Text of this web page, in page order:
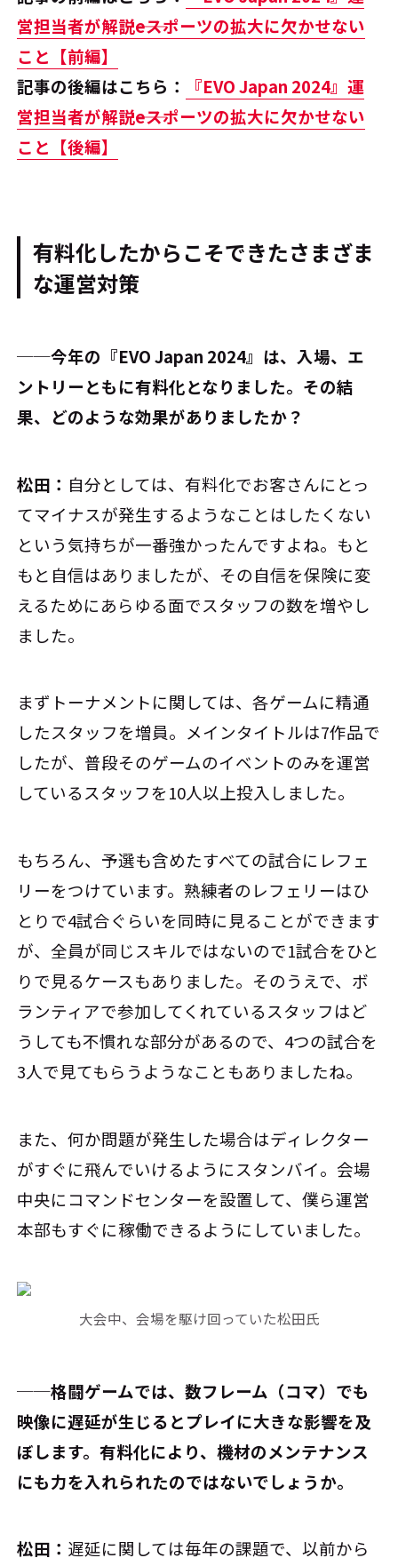
営担当者が解説――eスポーツの拡大に欠かせない
こと【前編】
記事の後編はこちら：
『EVO Japan 2024』運
営担当者が解説――eスポーツの拡大に欠かせない
こと【後編】
有料化したからこそできたさまざま
な運営対策
──今年の『EVO Japan 2024』は、入場、エ
ントリーともに有料化となりました。その結
果、どのような効果がありましたか？
松田： 自分としては、有料化でお客さんにとっ
てマイナスが発生するようなことはしたくない
という気持ちが一番強かったんですよね。もと
もと自信はありましたが、その自信を保険に変
えるためにあらゆる面でスタッフの数を増やし
ました。
まずトーナメントに関しては、各ゲームに精通
したスタッフを増員。メインタイトルは7作品で
したが、普段そのゲームのイベントのみを運営
しているスタッフを10人以上投入しました。
もちろん、予選も含めたすべての試合にレフェ
リーをつけています。熟練者のレフェリーはひ
とりで4試合ぐらいを同時に見ることができます
が、全員が同じスキルではないので1試合をひと
りで見るケースもありました。そのうえで、ボ
ランティアで参加してくれているスタッフはど
うしても不慣れな部分があるので、4つの試合を
3人で見てもらうようなこともありましたね。
また、何か問題が発生した場合はディレクター
がすぐに飛んでいけるようにスタンバイ。会場
中央にコマンドセンターを設置して、僕ら運営
本部もすぐに稼働できるようにしていました。
大会中、会場を駆け回っていた松田氏
──格闘ゲームでは、数フレーム（コマ）でも
映像に遅延が生じるとプレイに大きな影響を及
ぼします。有料化により、機材のメンテナンス
にも力を入れられたのではないでしょうか。
松田： 遅延に関しては毎年の課題で、以前から